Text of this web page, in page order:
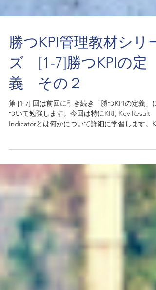
勝つKPI管理教材シリー
ズ [1-7]勝つKPIの定
義 その２
第 [1-7] 回は前回に引き続き「勝つKPIの定義」に
Indicatorとは何かについて詳細に学習します。
とは経営の結果を表す取締役会などに使われる指
標です。多くの企業でこれらのKRIを間違ってKPI
と呼んでいま